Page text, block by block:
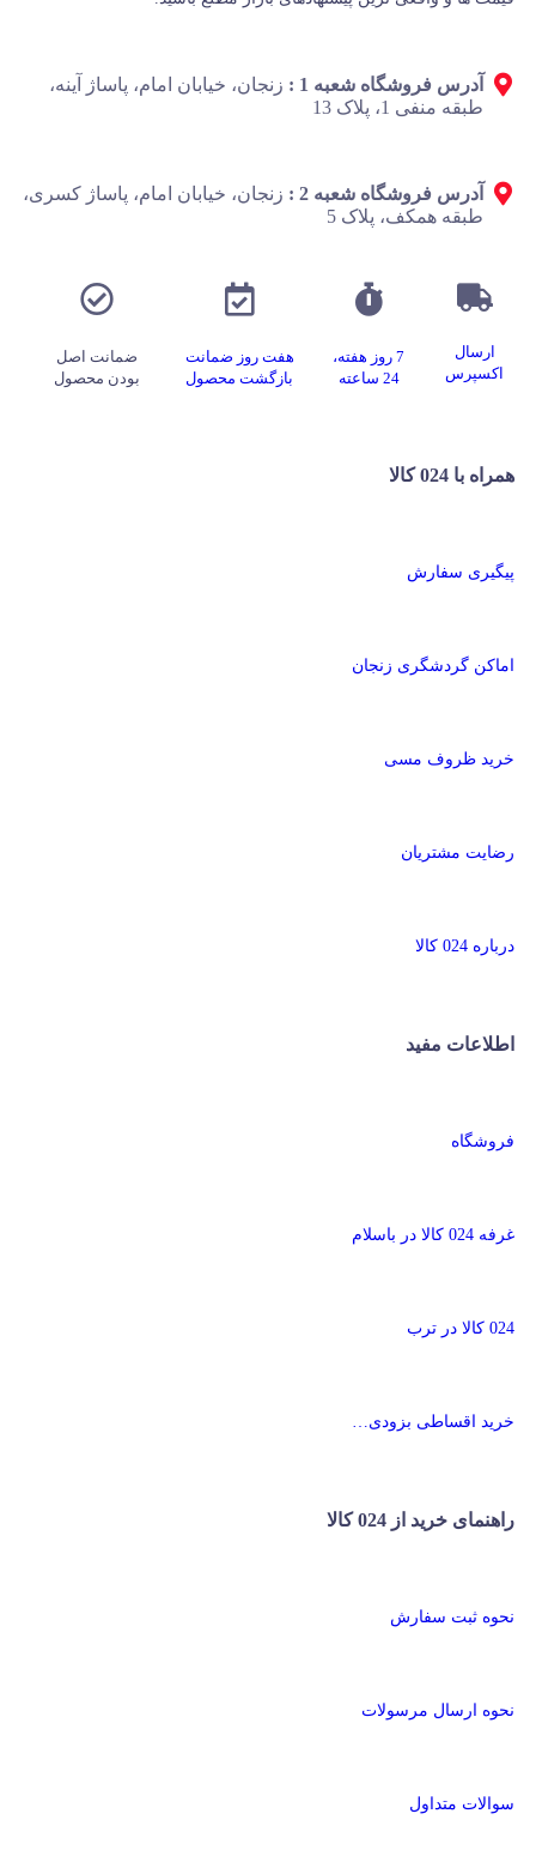
آدرس فروشگاه شعبه 1 :
زنجان، خیابان امام، پاساژ آینه،
طبقه منفی 1، پلاک 13
آدرس فروشگاه شعبه 2 :
زنجان، خیابان امام، پاساژ کسری،
طبقه همکف، پلاک 5
ارسال
اکسپرس
7 روز هفته،
24 ساعته
هفت روز ضمانت
بازگشت محصول
ضمانت اصل
بودن محصول
همراه با 024 کالا
پیگیری سفارش
اماکن گردشگری زنجان
خرید ظروف مسی
رضایت مشتریان
درباره 024 کالا
اطلاعات مفید
فروشگاه
غرفه 024 کالا در باسلام
024 کالا در ترب
خرید اقساطی بزودی…
راهنمای خرید از 024 کالا
نحوه ثبت سفارش
نحوه ارسال مرسولات
سوالات متداول